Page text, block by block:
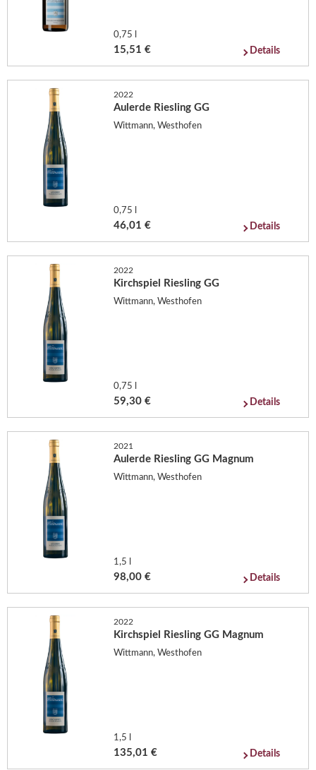
0,75 l
15,51 € Details
2022
Aulerde Riesling GG
Wittmann, Westhofen
0,75 l
46,01 € Details
2022
Kirchspiel Riesling GG
Wittmann, Westhofen
0,75 l
59,30 € Details
2021
Aulerde Riesling GG Magnum
Wittmann, Westhofen
1,5 l
98,00 € Details
2022
Kirchspiel Riesling GG Magnum
Wittmann, Westhofen
1,5 l
135,01 € Details